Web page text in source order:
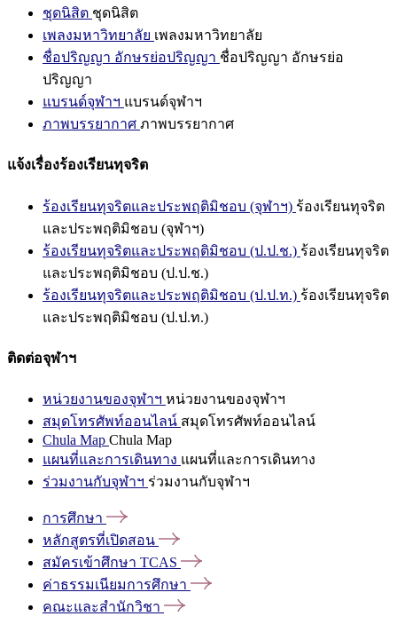
ชุดนิสิต ชุดนิสิต
เพลงมหาวิทยาลัย เพลงมหาวิทยาลัย
ชื่อปริญญา อักษรย่อปริญญา ชื่อปริญญา อักษรย่อ
ปริญญา
แบรนด์จุฬาฯ แบรนด์จุฬาฯ
ภาพบรรยากาศ ภาพบรรยากาศ
แจ้งเรื่องร้องเรียนทุจริต
ร้องเรียนทุจริตและประพฤติมิชอบ (จุฬาฯ) ร้องเรียนทุจริต
และประพฤติมิชอบ (จุฬาฯ)
ร้องเรียนทุจริตและประพฤติมิชอบ (ป.ป.ช.) ร้องเรียนทุจริต
และประพฤติมิชอบ (ป.ป.ช.)
ร้องเรียนทุจริตและประพฤติมิชอบ (ป.ป.ท.) ร้องเรียนทุจริต
และประพฤติมิชอบ (ป.ป.ท.)
ติดต่อจุฬาฯ
หน่วยงานของจุฬาฯ หน่วยงานของจุฬาฯ
สมุดโทรศัพท์ออนไลน์ สมุดโทรศัพท์ออนไลน์
Chula Map Chula Map
แผนที่และการเดินทาง แผนที่และการเดินทาง
ร่วมงานกับจุฬาฯ ร่วมงานกับจุฬาฯ
การศึกษา
หลักสูตรที่เปิดสอน
สมัครเข้าศึกษา TCAS
ค่าธรรมเนียมการศึกษา
คณะและสำนักวิชา